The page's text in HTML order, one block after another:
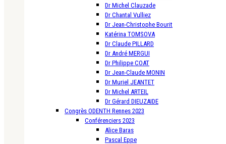
Dr Michel Clauzade
Dr Chantal Vulliez
Dr Jean-Christophe Bourit
Katérina TOMSOVA
Dr Claude PILLARD
Dr André MERGUI
Dr Philippe COAT
Dr Jean-Claude MONIN
Dr Muriel JEANTET
Dr Michel ARTEIL
Dr Gérard DIEUZAIDE
Congrès ODENTH Rennes 2023
Conférenciers 2023
Alice Baras
Pascal Eppe